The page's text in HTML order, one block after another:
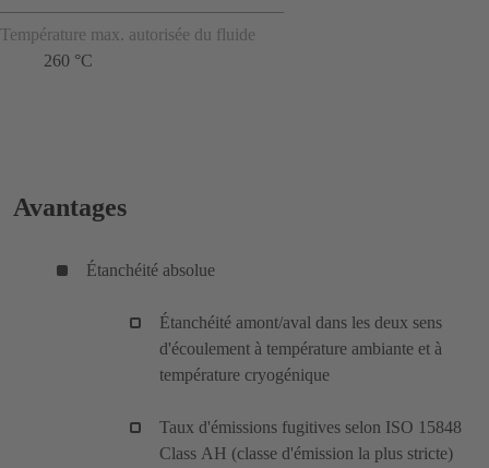
Température max. autorisée du fluide
260 °C
Avantages
Étanchéité absolue
Étanchéité amont/aval dans les deux sens
d'écoulement à température ambiante et à
température cryogénique
Taux d'émissions fugitives selon ISO 15848
Class AH (classe d'émission la plus stricte)